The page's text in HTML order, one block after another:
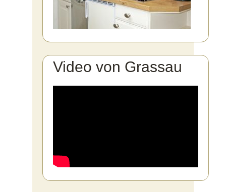
Video von Grassau